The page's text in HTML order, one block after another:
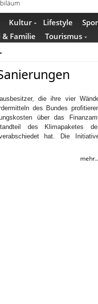
Kultur Lifestyle
& Familie Tourismus
die ihre vier
des Bundes
über das
des Klimapaketes
hat. Die